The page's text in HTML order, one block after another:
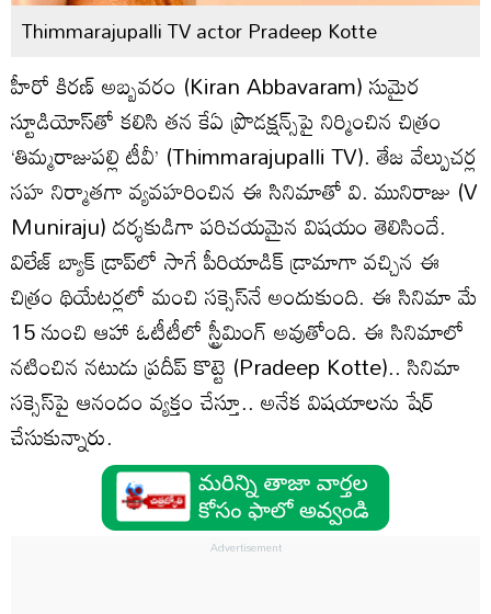
Thimmarajupalli TV actor Pradeep Kotte
హీరో కిరణ్ అబ్బవరం (Kiran Abbavaram) సుమైర
స్టూడియోస్‌తో కలిసి తన కేఏ ప్రొడక్షన్స్‌పై నిర్మించిన చిత్రం
‘తిమ్మరాజుపల్లి టీవీ’ (Thimmarajupalli TV). తేజ వేల్పుచర్ల
సహ నిర్మాతగా వ్యవహరించిన ఈ సినిమాతో వి. మునిరాజు (V
Muniraju) దర్శకుడిగా పరిచయమైన విషయం తెలిసిందే.
విలేజ్ బ్యాక్ డ్రాప్‌లో సాగే పీరియాడిక్ డ్రామాగా వచ్చిన ఈ
చిత్రం థియేటర్లలో మంచి సక్సెస్‌‌నే అందుకుంది. ఈ సినిమా మే
15 నుంచి ఆహా ఓటీటీలో స్ట్రీమింగ్ అవుతోంది. ఈ సినిమాలో
నటించిన నటుడు ప్రదీప్ కొట్టె (Pradeep Kotte).. సినిమా
సక్సెస్‌పై ఆనందం వ్యక్తం చేస్తూ.. అనేక విషయాలను షేర్
చేసుకున్నారు.